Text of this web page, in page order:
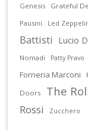
Genesis Grateful
Pausini
Led
Battisti
Lucio
Nomadi Patty Pravo
Forneria Marconi
Doors
The
Rossi
Zucchero